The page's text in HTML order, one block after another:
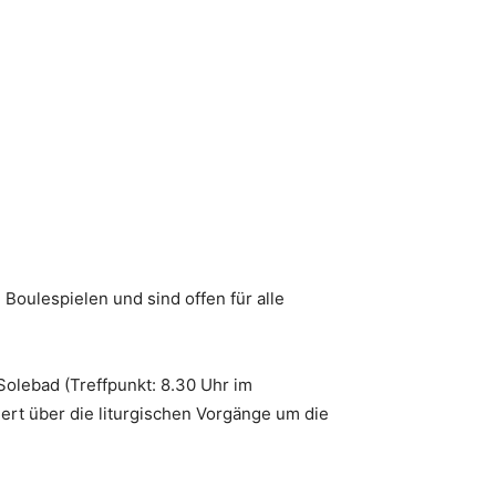
und sind offen für alle
(Treffpunkt: 8.30 Uhr im
über die liturgischen Vorgänge um die